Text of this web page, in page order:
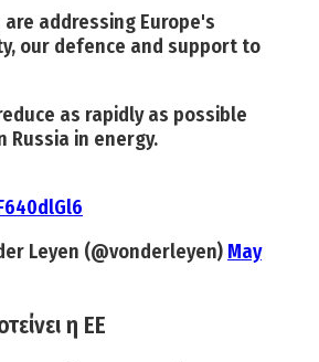
addressing Europe's
our defence and support to
as rapidly as possible
Russia in energy.
Leyen (@vonderleyen) May
η ΕΕ